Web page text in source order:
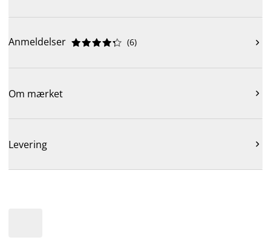
Anmeldelser 




 (6) 
Om mærket 
Levering 